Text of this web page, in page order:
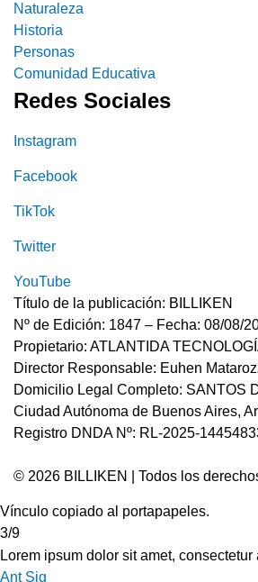
Naturaleza
Historia
Personas
Comunidad Educativa
Redes Sociales
Instagram
Facebook
TikTok
Twitter
YouTube
Título de la publicación: BILLIKEN
Nº de Edición: 1847 – Fecha: 08/08/
Propietario: ATLANTIDA
Director Responsable: Euhen
Domicilio Legal Completo: SANTOS
Ciudad Autónoma de Buenos Aires,
Registro DNDA Nº: RL-2025-
© 2026 BILLIKEN | Todos los
Vínculo copiado al portapapeles.
3/9
Lorem ipsum dolor sit amet,
Ant Sig